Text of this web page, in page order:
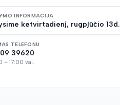
INFORMACIJA
ketvirtadienį, rugpjūčio 13d.
TELEFONU
39620
– 17:00 val.